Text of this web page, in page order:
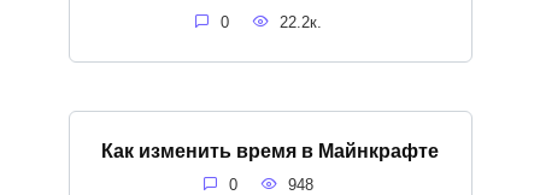
0 22.2к.
Как изменить время в Майнкрафте
0 948